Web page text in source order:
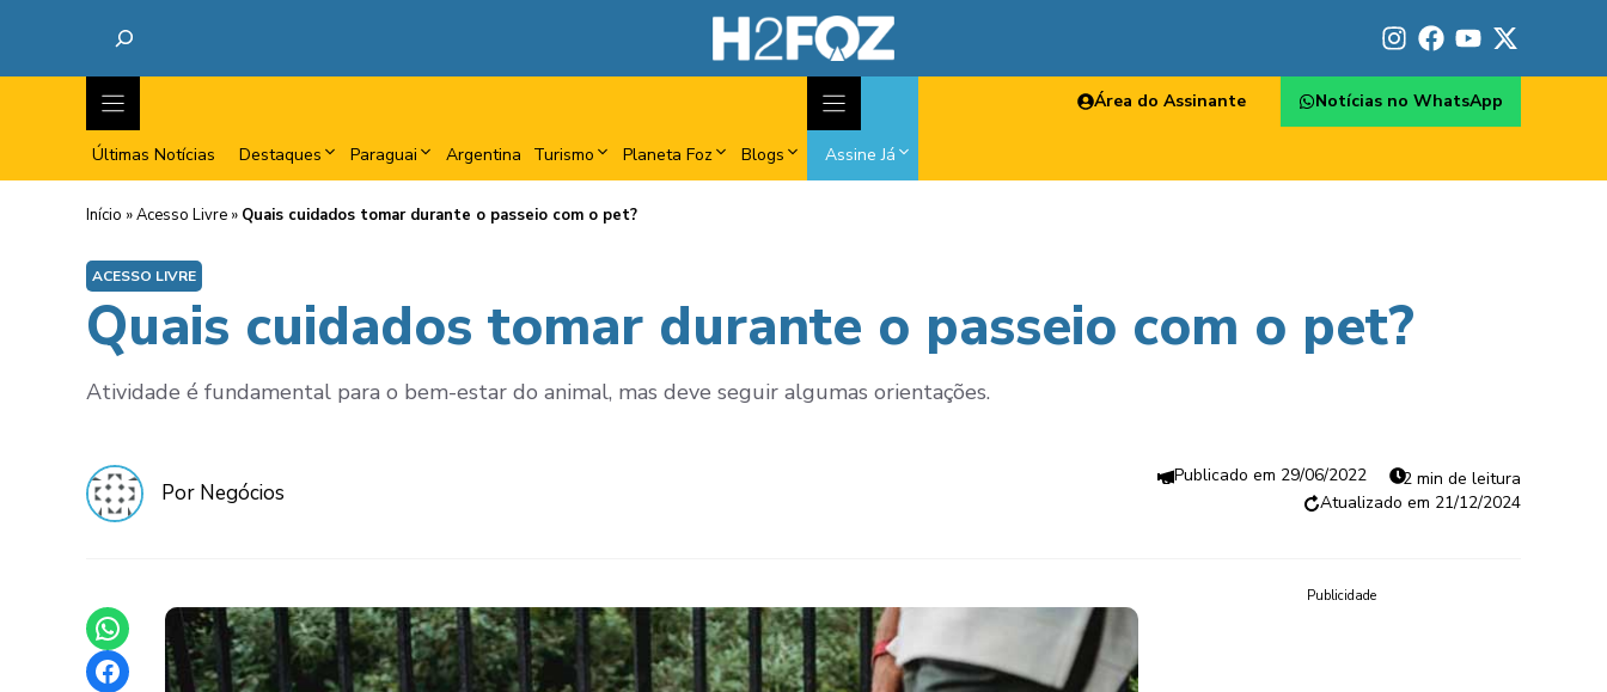
Últimas Notícias Destaques Paraguai Argentina Turismo Planeta Foz Blogs Assine Já
Área do Assinante Notícias no WhatsApp
Início »Acesso Livre » Quais cuidados tomar durante o passeio com o pet?
ACESSO LIVRE
Quais cuidados tomar durante o passeio com o pet?
Atividade é fundamental para o bem-estar do animal, mas deve seguir algumas orientações.
Por Negócios
29/06/2022
2 min de leitura
21/12/2024
Share on WhatsApp
Share on Facebook
Publicidade